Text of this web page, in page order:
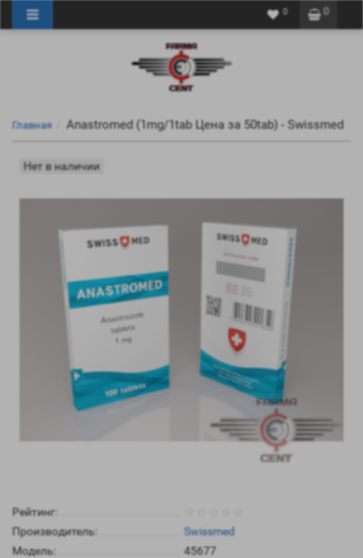
0
0
Главная Anastromed (1mg/1tab Цена за 50tab) - Swissmed
Нет в наличии
Рейтинг:
Производитель:
Swissmed
Модель:
45677